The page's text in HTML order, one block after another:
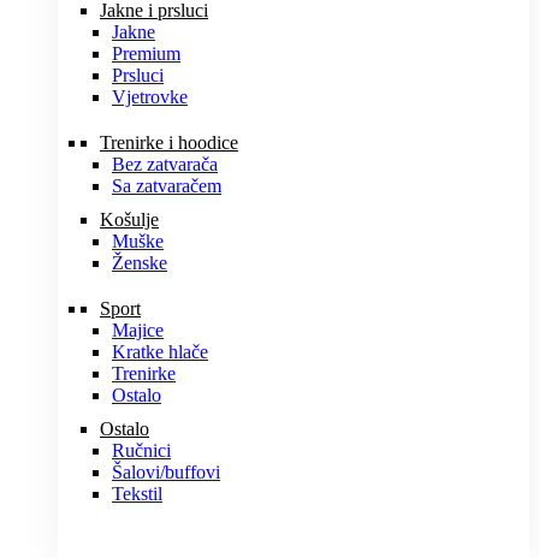
Jakne i prsluci
Jakne
Premium
Prsluci
Vjetrovke
Trenirke i hoodice
Bez zatvarača
Sa zatvaračem
Košulje
Muške
Ženske
Sport
Majice
Kratke hlače
Trenirke
Ostalo
Ostalo
Ručnici
Šalovi/buffovi
Tekstil